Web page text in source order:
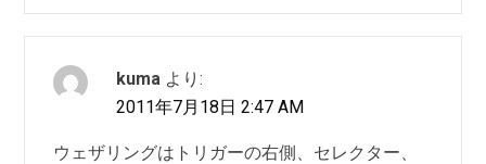
kuma より:
2011年7月18日 2:47 AM
ウェザリングはトリガーの右側、セレクター、